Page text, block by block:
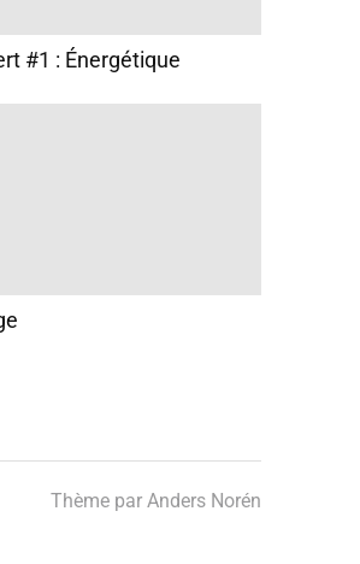
#1 : Énergétique
Thème par Anders Norén